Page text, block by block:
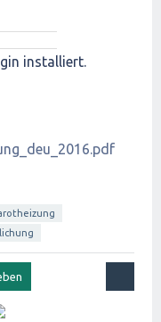
installiert.